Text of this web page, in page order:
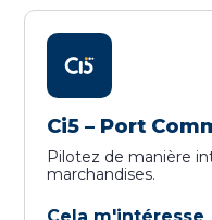
Ci5 – Port
Pilotez de manière
marchandises.